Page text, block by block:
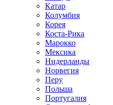
Катар
Колумбия
Корея
Коста-Рика
Марокко
Мексика
Нидерланды
Норвегия
Перу
Польша
Португалия